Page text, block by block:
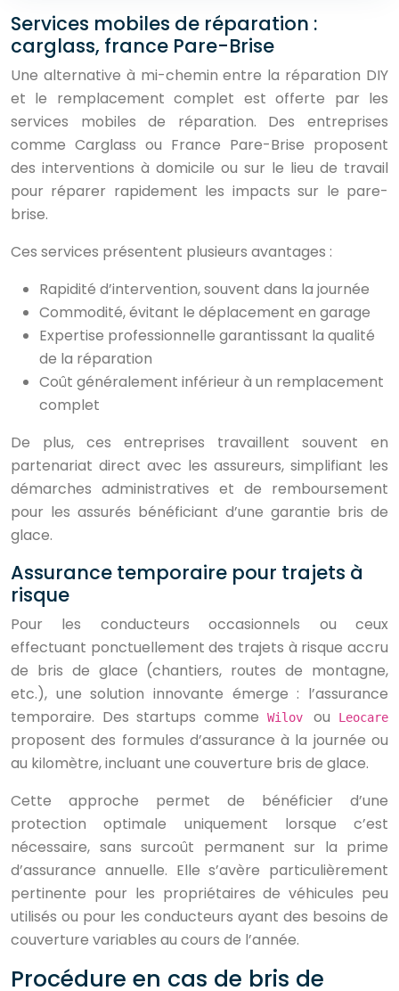
Services mobiles de réparation :
carglass, france Pare-Brise
Une alternative à mi-chemin entre la réparation DIY
et le remplacement complet est offerte par les
services mobiles de réparation. Des entreprises
comme Carglass ou France Pare-Brise proposent
des interventions à domicile ou sur le lieu de travail
pour réparer rapidement les impacts sur le pare-
brise.
Ces services présentent plusieurs avantages :
Rapidité d’intervention, souvent dans la journée
Commodité, évitant le déplacement en garage
Expertise professionnelle garantissant la qualité
de la réparation
Coût généralement inférieur à un remplacement
complet
De plus, ces entreprises travaillent souvent en
partenariat direct avec les assureurs, simplifiant les
démarches administratives et de remboursement
pour les assurés bénéficiant d’une garantie bris de
glace.
Assurance temporaire pour trajets à
risque
Pour les conducteurs occasionnels ou ceux
effectuant ponctuellement des trajets à risque accru
de bris de glace (chantiers, routes de montagne,
etc.), une solution innovante émerge : l’assurance
temporaire. Des startups comme
Wilovou Leocare
proposent des formules d’assurance à la journée ou
au kilomètre, incluant une couverture bris de glace.
Cette approche permet de bénéficier d’une
protection optimale uniquement lorsque c’est
nécessaire, sans surcoût permanent sur la prime
d’assurance annuelle. Elle s’avère particulièrement
pertinente pour les propriétaires de véhicules peu
utilisés ou pour les conducteurs ayant des besoins de
couverture variables au cours de l’année.
Procédure en cas de bris de